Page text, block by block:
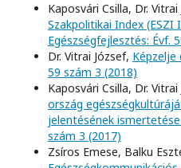
Kaposvári Csilla, Dr. Vitrai
Szakpolitikai Index (ESZI
Egészségfejlesztés: Évf.
Dr. Vitrai József, Képzelje
59 szám 3 (2018)
Kaposvári Csilla, Dr. Vitrai
ország
jelentésének ismertetése
szám 3 (2017)
Zsíros Emese, Balku